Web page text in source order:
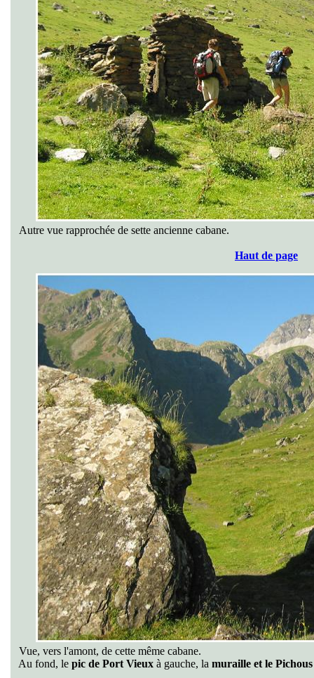
Autre vue rapprochée de sette ancienne cabane.
Haut de page
Vue, vers l'amont, de cette même cabane.
Au fond, le pic de Port Vieux à gauche, la muraille et le